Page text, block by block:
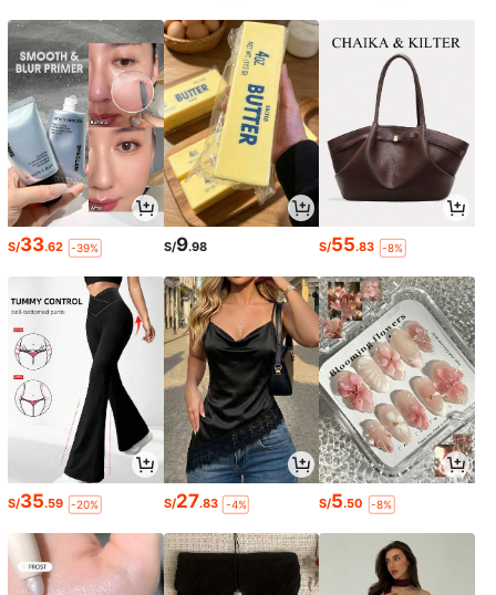
S/33.62 -39% S/9.98 S/55.83 -8%
S/35.59 -20% S/27.83 -4% S/5.50 -8%